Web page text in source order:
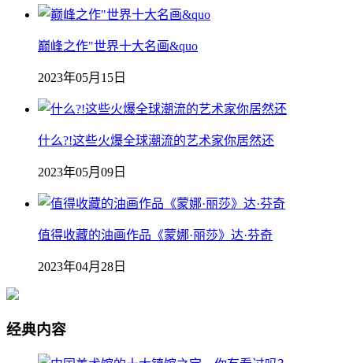
巅峰之作"世界十大名画&quo
2023年05月15日
什么?!这些火爆全球潮流的艺术家你居然还
2023年05月09日
值得收藏的油画作品《蒙娜·丽莎》达·芬奇
2023年04月28日
经典内容